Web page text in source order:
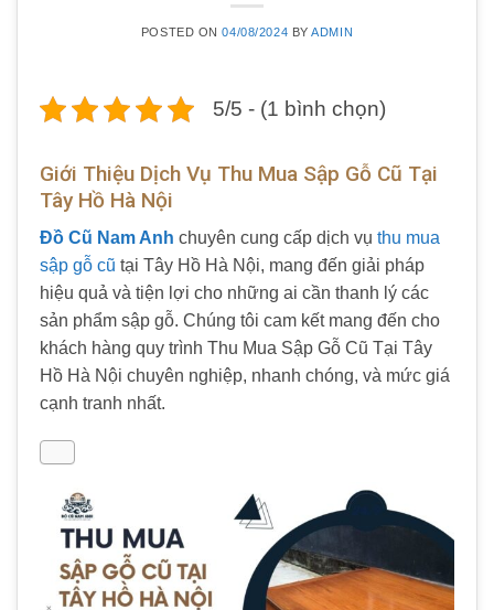
POSTED ON04/08/2024 BYADMIN
5/5 - (1 bình chọn)
Giới Thiệu Dịch Vụ Thu Mua Sập Gỗ Cũ Tại
Tây Hồ Hà Nội
Đồ Cũ Nam Anh chuyên cung cấp dịch vụ thu mua
sập gỗ cũ tại Tây Hồ Hà Nội, mang đến giải pháp
hiệu quả và tiện lợi cho những ai cần thanh lý các
sản phẩm sập gỗ. Chúng tôi cam kết mang đến cho
khách hàng quy trình Thu Mua Sập Gỗ Cũ Tại Tây
Hồ Hà Nội chuyên nghiệp, nhanh chóng, và mức giá
cạnh tranh nhất.